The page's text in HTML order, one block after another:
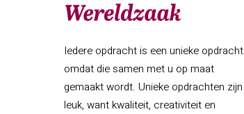
Iedere opdracht is een unieke opdracht
omdat die samen met u op maat
gemaakt wordt. Unieke opdrachten zijn
leuk, want kwaliteit, creativiteit en